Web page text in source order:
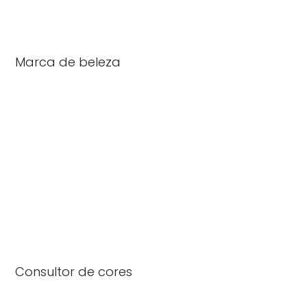
Marca de beleza
Consultor de cores